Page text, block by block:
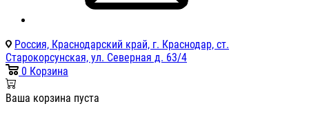
Россия, Краснодарский край, г. Краснодар, ст.
Старокорсунская, ул. Северная д. 63/4
0 Корзина
Ваша корзина пуста